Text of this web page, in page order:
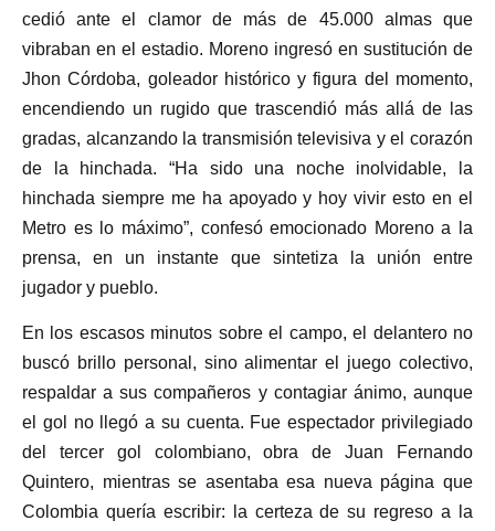
cedió ante el clamor de más de 45.000 almas que
vibraban en el estadio. Moreno ingresó en sustitución de
Jhon Córdoba, goleador histórico y figura del momento,
encendiendo un rugido que trascendió más allá de las
gradas, alcanzando la transmisión televisiva y el corazón
de la hinchada. “Ha sido una noche inolvidable, la
hinchada siempre me ha apoyado y hoy vivir esto en el
Metro es lo máximo”, confesó emocionado Moreno a la
prensa, en un instante que sintetiza la unión entre
jugador y pueblo.
En los escasos minutos sobre el campo, el delantero no
buscó brillo personal, sino alimentar el juego colectivo,
respaldar a sus compañeros y contagiar ánimo, aunque
el gol no llegó a su cuenta. Fue espectador privilegiado
del tercer gol colombiano, obra de Juan Fernando
Quintero, mientras se asentaba esa nueva página que
Colombia quería escribir: la certeza de su regreso a la